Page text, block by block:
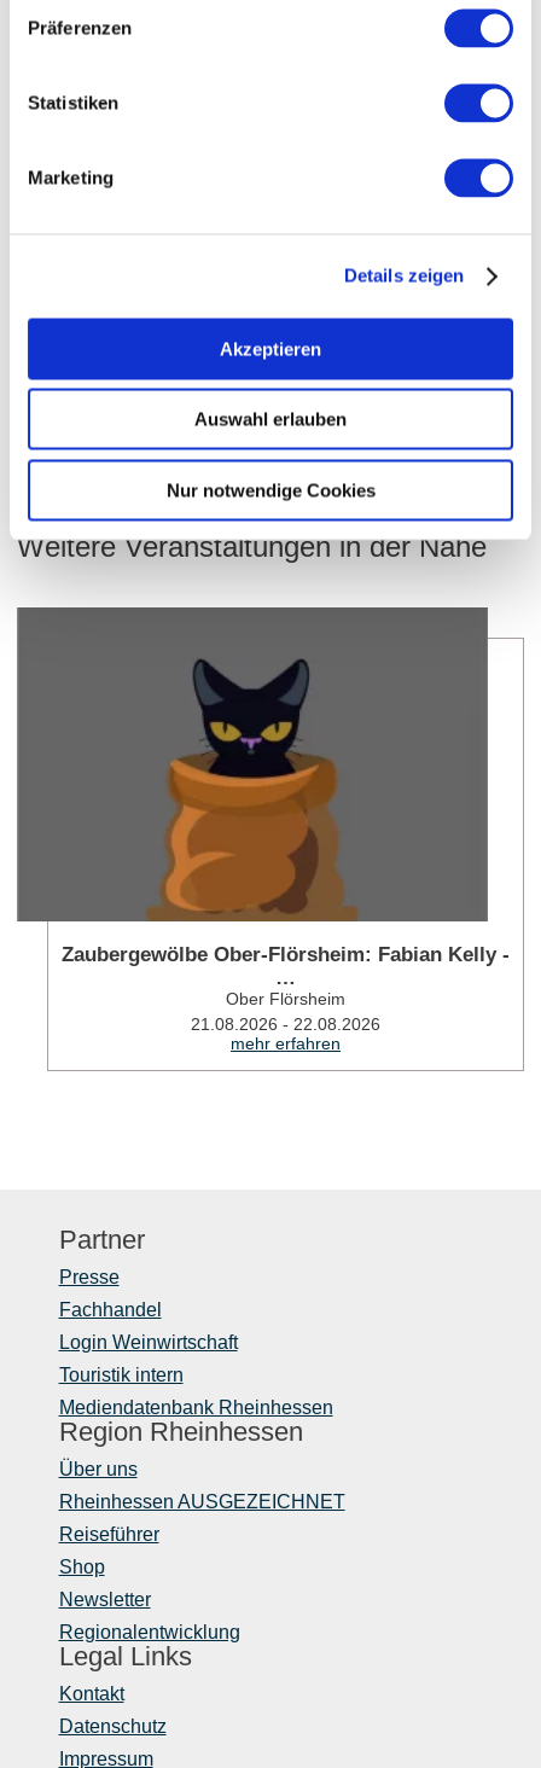
Präferenzen
Statistiken
Marketing
Details zeigen
Akzeptieren
Auswahl erlauben
Nur notwendige Cookies
Weitere Veranstaltungen in der Nähe
Zaubergewölbe Ober-Flörsheim: Fabian Kelly -
…
Ober Flörsheim
21.08.2026 - 22.08.2026
mehr erfahren
Partner
Presse
Fachhandel
Login Weinwirtschaft
Touristik intern
Mediendatenbank Rheinhessen
Region Rheinhessen
Über uns
Rheinhessen AUSGEZEICHNET
Reiseführer
Shop
Newsletter
Regionalentwicklung
Legal Links
Kontakt
Datenschutz
Impressum